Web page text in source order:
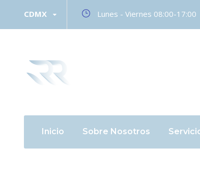
CDMX Lunes - Viernes 08:00-17:00
Inicio Sobre Nosotros